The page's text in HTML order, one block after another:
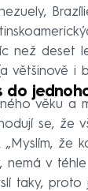
než deset
většinově i
do
věku a
se, že
„Myslím, že
nemá v
taky,